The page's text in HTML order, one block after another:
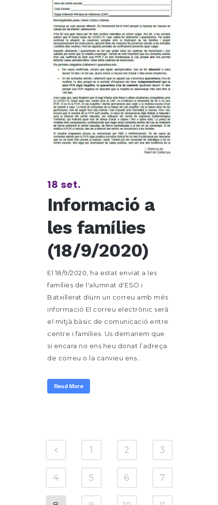
18 set.
Informació a
les famílies
(18/9/2020)
El 18/9/2020, ha estat enviat a les
famílies de l'alumnat d'ESO i
Batxillerat diürn un correu amb més
informació El correu electrònic serà
el mitjà bàsic de comunicació entre
centre i famílies. Us demanem que
si encara no ens heu donat l’adreça
de correu o la canvieu ens...
Read More
1 2 3
4 5 6 7